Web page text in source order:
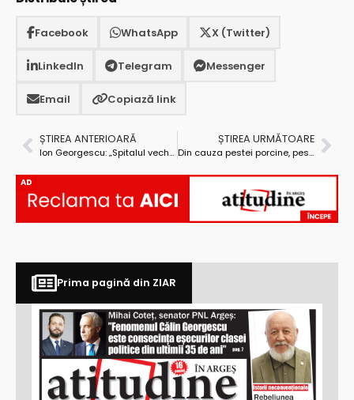
Facebook WhatsApp X (Twitter)
LinkedIn Telegram Messenger
Email Copiază link
ȘTIREA ANTERIOARĂ
Ion Georgescu: „Spitalul vechi este pregătit pentru primirea pacienților, decât că nu există echipă medicală”
ȘTIREA URMĂTOARE
Din cauza pestei porcine, peste 100.000 de porci au fost omorâți la cele mai importante ferme din Argeș
AD
Prima pagină din ZIAR